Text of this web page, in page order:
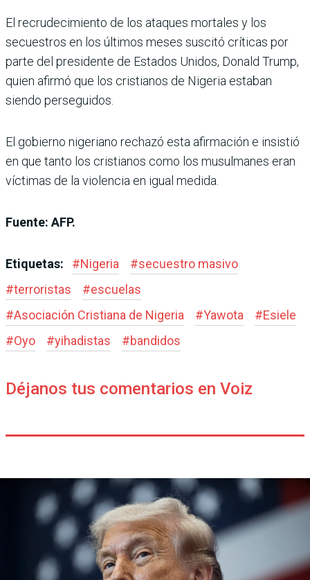
El recrudecimiento de los ataques mortales y los
secuestros en los últimos meses suscitó críticas por
parte del presidente de Estados Unidos, Donald Trump,
quien afirmó que los cristianos de Nigeria estaban
siendo perseguidos.
El gobierno nigeriano rechazó esta afirmación e insistió
en que tanto los cristianos como los musulmanes eran
víctimas de la violencia en igual medida.
Fuente: AFP.
Etiquetas: #Nigeria #secuestro masivo
#terroristas #escuelas
#Asociación Cristiana de Nigeria #Yawota #Esiele
#Oyo #yihadistas #bandidos
Déjanos tus comentarios en Voiz